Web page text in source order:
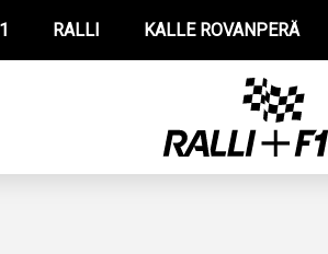
RALLI KALLE ROVANPERÄ